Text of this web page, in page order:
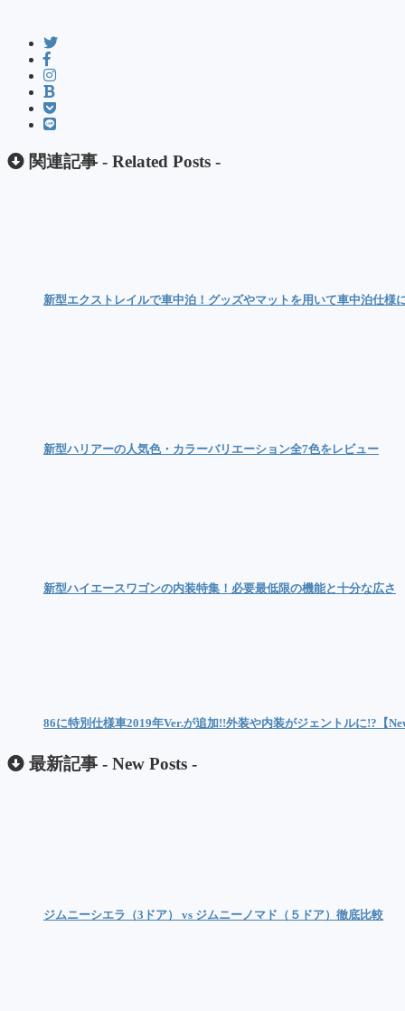
関連記事 - Related Posts -
新型エクストレイルで車中泊！グッズやマットを用いて車中泊仕様
新型ハリアーの人気色・カラーバリエーション全7色をレビュー
新型ハイエースワゴンの内装特集！必要最低限の機能と十分な広さ
86に特別仕様車2019年Ver.が追加!!外装や内装がジェントルに!?【
最新記事 - New Posts -
ジムニーシエラ（3ドア） vs ジムニーノマド（５ドア）徹底比較